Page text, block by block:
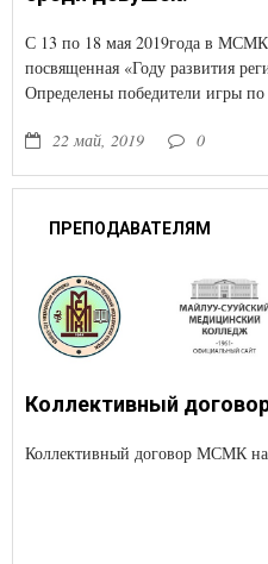
С 13 по 18 мая 2019года в
посвященная «Году развития
Определены победители игры
22 май, 2019 0
ПРЕПОДАВАТЕЛЯМ
Коллективный договор МСМК